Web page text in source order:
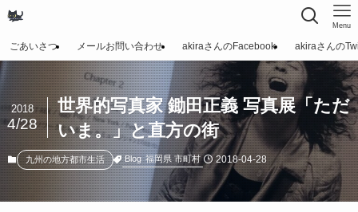
Menu
ごあいさつ メールお問い合わせ akiraさんのFacebook akiraさんの
世界的写真家 鋤田正義 写真展「ただ
いま。」と直方の街
2018
4/28
九州の地方都市生活 Blog 福岡県 市町村 2018-04-28